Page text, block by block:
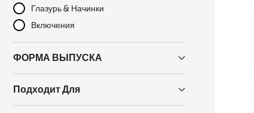
Глазурь & Начинки
Включения
ФОРМА ВЫПУСКА
Подходит Для